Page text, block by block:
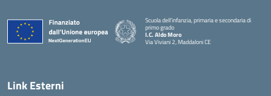
Scuola dell’infanzia, primaria e secondaria di
primo grado
I.C. Aldo Moro
Via Viviani 2, Maddaloni CE
Link Esterni